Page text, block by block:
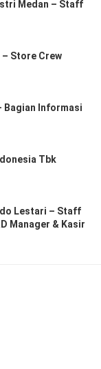
Medan – Staff
Store Crew
Bagian Informasi
Tbk
Lestari – Staff
Manager & Kasir